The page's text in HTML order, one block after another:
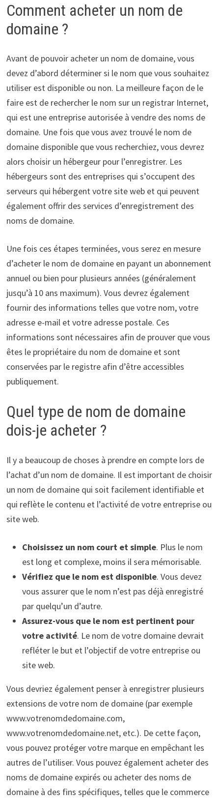
Comment acheter un nom de
domaine ?
Avant de pouvoir acheter un nom de domaine, vous
devez d’abord déterminer si le nom que vous souhaitez
utiliser est disponible ou non. La meilleure façon de le
faire est de rechercher le nom sur un registrar Internet,
qui est une entreprise autorisée à vendre des noms de
domaine. Une fois que vous avez trouvé le nom de
domaine disponible que vous recherchiez, vous devrez
alors choisir un hébergeur pour l’enregistrer. Les
hébergeurs sont des entreprises qui s’occupent des
serveurs qui hébergent votre site web et qui peuvent
également offrir des services d’enregistrement des
noms de domaine.
Une fois ces étapes terminées, vous serez en mesure
d’acheter le nom de domaine en payant un abonnement
annuel ou bien pour plusieurs années (généralement
jusqu’à 10 ans maximum). Vous devrez également
fournir des informations telles que votre nom, votre
adresse e-mail et votre adresse postale. Ces
informations sont nécessaires afin de prouver que vous
êtes le propriétaire du nom de domaine et sont
conservées par le registre afin d’être accessibles
publiquement.
Quel type de nom de domaine
dois-je acheter ?
Il y a beaucoup de choses à prendre en compte lors de
l’achat d’un nom de domaine. Il est important de choisir
un nom de domaine qui soit facilement identifiable et
qui reflète le contenu et l’activité de votre entreprise ou
site web.
Choisissez un nom court et simple. Plus le nom
est long et complexe, moins il sera mémorisable.
Vérifiez que le nom est disponible. Vous devez
vous assurer que le nom n’est pas déjà enregistré
par quelqu’un d’autre.
Assurez-vous que le nom est pertinent pour
votre activité. Le nom de votre domaine devrait
refléter le but et l’objectif de votre entreprise ou
site web.
Vous devriez également penser à enregistrer plusieurs
extensions de votre nom de domaine (par exemple
www.votrenomdedomaine.com,
www.votrenomdedomaine.net, etc.). De cette façon,
vous pouvez protéger votre marque en empêchant les
autres de l’utiliser. Vous pouvez également acheter des
noms de domaine expirés ou acheter des noms de
domaine à des fins spécifiques, telles que le commerce